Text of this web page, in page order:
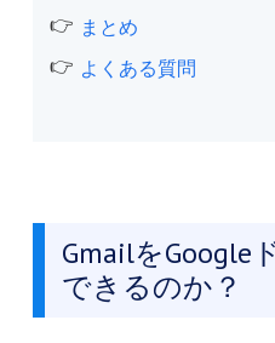
まとめ
よくある質問
GmailをGoogle
できるのか？